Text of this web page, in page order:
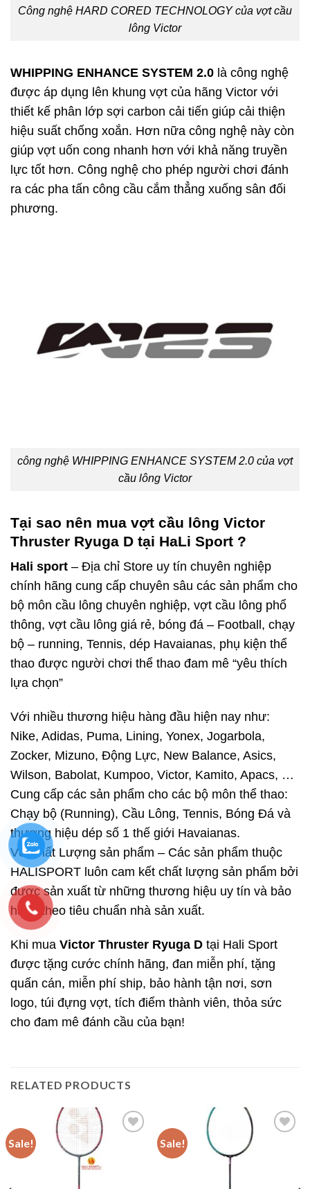
Công nghệ HARD CORED TECHNOLOGY của vợt cầu
lông Victor
WHIPPING ENHANCE SYSTEM 2.0 là công nghệ
được áp dụng lên khung vợt của hãng Victor với
thiết kế phân lớp sợi carbon cải tiến giúp cải thiện
hiệu suất chống xoắn. Hơn nữa công nghệ này còn
giúp vợt uốn cong nhanh hơn với khả năng truyền
lực tốt hơn. Công nghệ cho phép người chơi đánh
ra các pha tấn công cầu cắm thẳng xuống sân đối
phương.
công nghệ WHIPPING ENHANCE SYSTEM 2.0 của vợt
cầu lông Victor
Tại sao nên mua vợt cầu lông Victor
Thruster Ryuga D tại HaLi Sport ?
Hali sport – Địa chỉ Store uy tín chuyên nghiệp
chính hãng cung cấp chuyên sâu các sản phẩm cho
bộ môn cầu lông chuyên nghiệp, vợt cầu lông phổ
thông, vợt cầu lông giá rẻ, bóng đá – Football, chạy
bộ – running, Tennis, dép Havaianas, phụ kiện thể
thao được người chơi thể thao đam mê “yêu thích
lựa chọn”
Với nhiều thương hiệu hàng đầu hiện nay như:
Nike, Adidas, Puma, Lining, Yonex, Jogarbola,
Zocker, Mizuno, Động Lực, New Balance, Asics,
Wilson, Babolat, Kumpoo, Victor, Kamito, Apacs, …
Cung cấp các sản phẩm cho các bộ môn thể thao:
Chạy bộ (Running), Cầu Lông, Tennis, Bóng Đá và
thương hiệu dép số 1 thế giới Havaianas.
Về Chất Lượng sản phẩm – Các sản phẩm thuộc
HALISPORT luôn cam kết chất lượng sản phẩm bởi
được sản xuất từ những thương hiệu uy tín và bảo
hành theo tiêu chuẩn nhà sản xuất.
Khi mua Victor Thruster Ryuga D tại Hali Sport
được tặng cước chính hãng, đan miễn phí, tặng
quấn cán, miễn phí ship, bảo hành tận nơi, sơn
logo, túi đựng vợt, tích điểm thành viên, thỏa sức
cho đam mê đánh cầu của bạn!
RELATED PRODUCTS
Sale! Sale!